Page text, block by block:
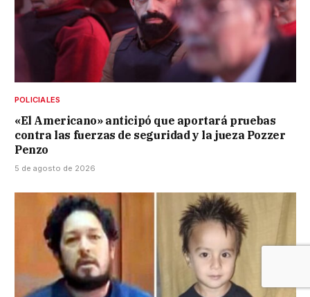
POLICIALES
«El Americano» anticipó que aportará pruebas
contra las fuerzas de seguridad y la jueza Pozzer
Penzo
5 de agosto de 2026